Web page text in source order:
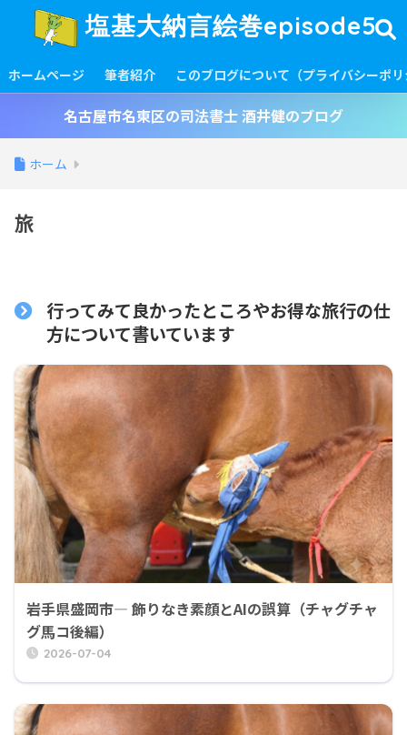
塩基大納言絵巻episode5
ホームページ 筆者紹介 このブログについて（プライバシーポ
名古屋市名東区の司法書士 酒井健のブログ
ホーム
旅
行ってみて良かったところやお得な旅行の仕
方について書いています
岩手県盛岡市― 飾りなき素顔とAIの誤算（チャグチャ
グ馬コ後編）
2026-07-04